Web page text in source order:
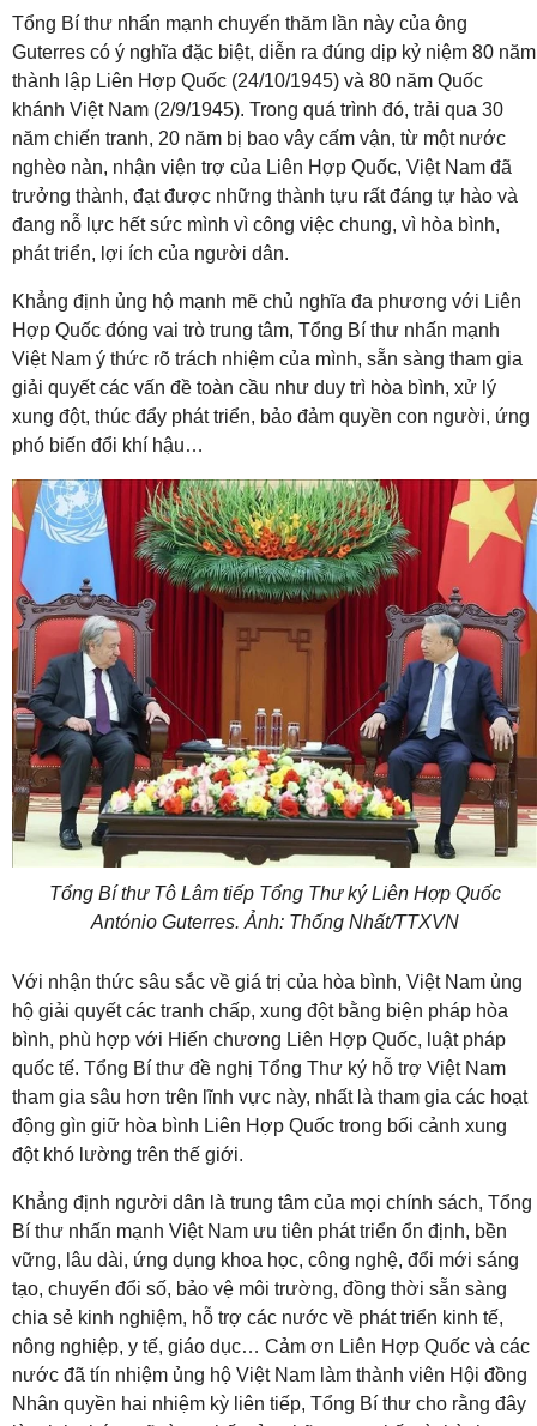
Tổng Bí thư nhấn mạnh chuyến thăm lần này của ông
Guterres có ý nghĩa đặc biệt, diễn ra đúng dịp kỷ niệm 80 năm
thành lập Liên Hợp Quốc (24/10/1945) và 80 năm Quốc
khánh Việt Nam (2/9/1945). Trong quá trình đó, trải qua 30
năm chiến tranh, 20 năm bị bao vây cấm vận, từ một nước
nghèo nàn, nhận viện trợ của Liên Hợp Quốc, Việt Nam đã
trưởng thành, đạt được những thành tựu rất đáng tự hào và
đang nỗ lực hết sức mình vì công việc chung, vì hòa bình,
phát triển, lợi ích của người dân.
Khẳng định ủng hộ mạnh mẽ chủ nghĩa đa phương với Liên
Hợp Quốc đóng vai trò trung tâm, Tổng Bí thư nhấn mạnh
Việt Nam ý thức rõ trách nhiệm của mình, sẵn sàng tham gia
giải quyết các vấn đề toàn cầu như duy trì hòa bình, xử lý
xung đột, thúc đẩy phát triển, bảo đảm quyền con người, ứng
phó biến đổi khí hậu…
Tổng Bí thư Tô Lâm tiếp Tổng Thư ký Liên Hợp Quốc
António Guterres. Ảnh: Thống Nhất/TTXVN
Với nhận thức sâu sắc về giá trị của hòa bình, Việt Nam ủng
hộ giải quyết các tranh chấp, xung đột bằng biện pháp hòa
bình, phù hợp với Hiến chương Liên Hợp Quốc, luật pháp
quốc tế. Tổng Bí thư đề nghị Tổng Thư ký hỗ trợ Việt Nam
tham gia sâu hơn trên lĩnh vực này, nhất là tham gia các hoạt
động gìn giữ hòa bình Liên Hợp Quốc trong bối cảnh xung
đột khó lường trên thế giới.
Khẳng định người dân là trung tâm của mọi chính sách, Tổng
Bí thư nhấn mạnh Việt Nam ưu tiên phát triển ổn định, bền
vững, lâu dài, ứng dụng khoa học, công nghệ, đổi mới sáng
tạo, chuyển đổi số, bảo vệ môi trường, đồng thời sẵn sàng
chia sẻ kinh nghiệm, hỗ trợ các nước về phát triển kinh tế,
nông nghiệp, y tế, giáo dục… Cảm ơn Liên Hợp Quốc và các
nước đã tín nhiệm ủng hộ Việt Nam làm thành viên Hội đồng
Nhân quyền hai nhiệm kỳ liên tiếp, Tổng Bí thư cho rằng đây